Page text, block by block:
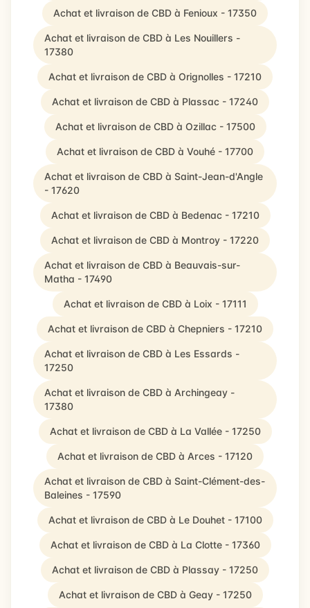
Achat et livraison de CBD à Fenioux - 17350
Achat et livraison de CBD à Les Nouillers -
17380
Achat et livraison de CBD à Orignolles - 17210
Achat et livraison de CBD à Plassac - 17240
Achat et livraison de CBD à Ozillac - 17500
Achat et livraison de CBD à Vouhé - 17700
Achat et livraison de CBD à Saint-Jean-d'Angle
- 17620
Achat et livraison de CBD à Bedenac - 17210
Achat et livraison de CBD à Montroy - 17220
Achat et livraison de CBD à Beauvais-sur-
Matha - 17490
Achat et livraison de CBD à Loix - 17111
Achat et livraison de CBD à Chepniers - 17210
Achat et livraison de CBD à Les Essards -
17250
Achat et livraison de CBD à Archingeay -
17380
Achat et livraison de CBD à La Vallée - 17250
Achat et livraison de CBD à Arces - 17120
Achat et livraison de CBD à Saint-Clément-des-
Baleines - 17590
Achat et livraison de CBD à Le Douhet - 17100
Achat et livraison de CBD à La Clotte - 17360
Achat et livraison de CBD à Plassay - 17250
Achat et livraison de CBD à Geay - 17250